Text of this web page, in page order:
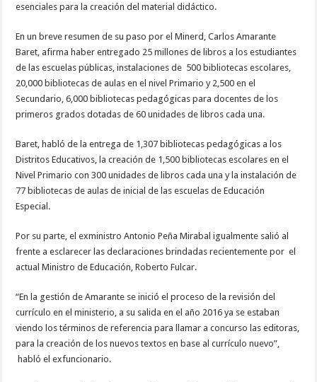
esenciales para la creación del material didáctico.
En un breve resumen de su paso por el Minerd, Carlos Amarante
Baret, afirma haber entregado 25 millones de libros a los estudiantes
de las escuelas públicas, instalaciones de 500 bibliotecas escolares,
20,000 bibliotecas de aulas en el nivel Primario y 2,500 en el
Secundario, 6,000 bibliotecas pedagógicas para docentes de los
primeros grados dotadas de 60 unidades de libros cada una.
Baret, habló de la entrega de 1,307 bibliotecas pedagógicas a los
Distritos Educativos, la creación de 1,500 bibliotecas escolares en el
Nivel Primario con 300 unidades de libros cada una y la instalación de
77 bibliotecas de aulas de inicial de las escuelas de Educación
Especial.
Por su parte, el exministro Antonio Peña Mirabal igualmente salió al
frente a esclarecer las declaraciones brindadas recientemente por el
actual Ministro de Educación, Roberto Fulcar.
“En la gestión de Amarante se inició el proceso de la revisión del
currículo en el ministerio, a su salida en el año 2016 ya se estaban
viendo los términos de referencia para llamar a concurso las editoras,
para la creación de los nuevos textos en base al currículo nuevo”,
habló el exfuncionario.